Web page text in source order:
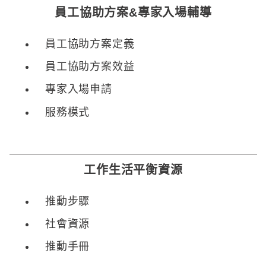
員工協助方案&專家入場輔導
員工協助方案定義
員工協助方案效益
專家入場申請
服務模式
工作生活平衡資源
推動步驟
社會資源
推動手冊